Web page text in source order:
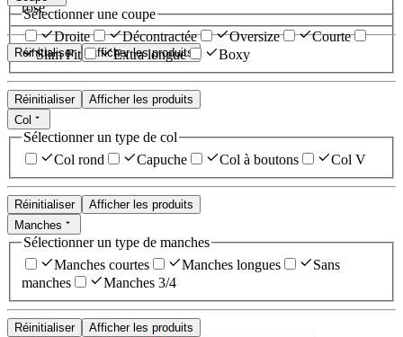
rose
Réinitialiser Afficher les produits
Sélectionner une coupe
Droite
Décontractée Oversize
Courte
Slim Fit
Extra longue Boxy
Réinitialiser
Afficher les produits
Col
Sélectionner un type de col
Col rond
Capuche Col à boutons Col V
Réinitialiser
Afficher les produits
Manches
Sélectionner un type de manches
Manches courtes
Manches longues
Sans
manches
Manches 3/4
Réinitialiser Afficher les produits